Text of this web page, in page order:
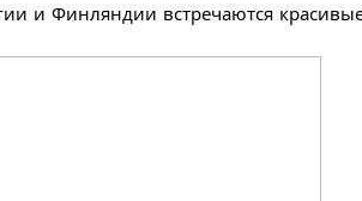
и Финляндии встречаются